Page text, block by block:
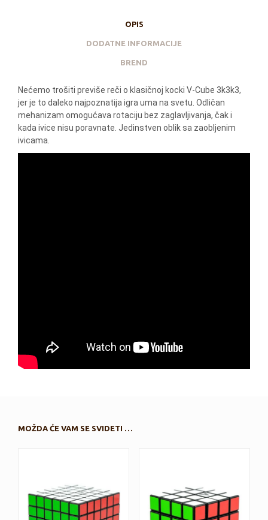
OPIS
DODATNE INFORMACIJE
BREND
Nećemo trošiti previše reči o klasičnoj kocki V-Cube 3k3k3,
jer je to daleko najpoznatija igra uma na svetu. Odličan
mehanizam omogućava rotaciju bez zaglavljivanja, čak i
kada ivice nisu poravnate. Jedinstven oblik sa zaobljenim
ivicama.
MOŽDA ĆE VAM SE SVIDETI …